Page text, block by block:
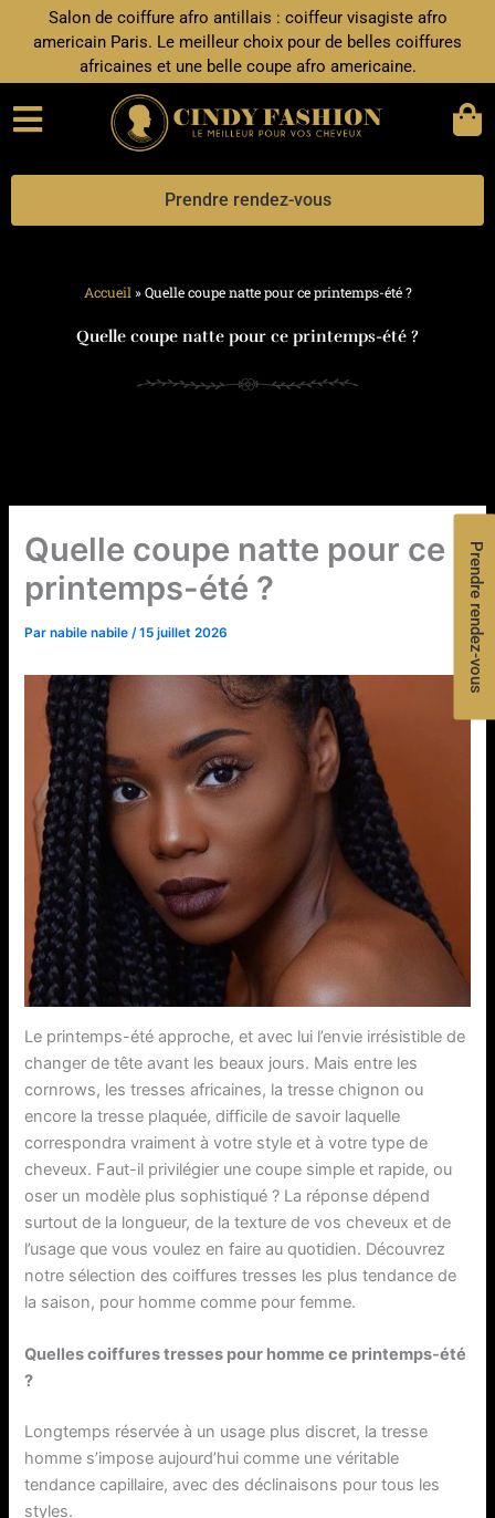
Salon de coiffure afro antillais : coiffeur visagiste afro
americain Paris. Le meilleur choix pour de belles coiffures
africaines et une belle coupe afro americaine.
Prendre rendez-vous
Accueil»Quelle coupe natte pour ce printemps-été ?
Quelle coupe natte pour ce printemps-été ?
Quelle coupe natte pour ce
printemps-été ?
Parnabile nabile /15 juillet 2026
Le printemps-été approche, et avec lui l’envie irrésistible de
changer de tête avant les beaux jours. Mais entre les
cornrows, les tresses africaines, la tresse chignon ou
encore la tresse plaquée, difficile de savoir laquelle
correspondra vraiment à votre style et à votre type de
cheveux. Faut-il privilégier une coupe simple et rapide, ou
oser un modèle plus sophistiqué ? La réponse dépend
surtout de la longueur, de la texture de vos cheveux et de
l’usage que vous voulez en faire au quotidien. Découvrez
notre sélection des coiffures tresses les plus tendance de
la saison, pour homme comme pour femme.
Quelles coiffures tresses pour homme ce printemps-été
?
Longtemps réservée à un usage plus discret, la tresse
homme s’impose aujourd’hui comme une véritable
tendance capillaire, avec des déclinaisons pour tous les
styles.
Prendre rendez-vous